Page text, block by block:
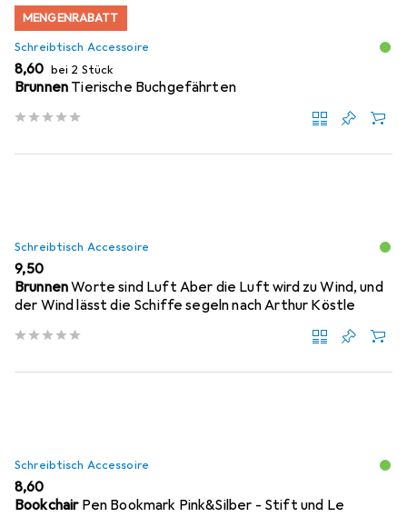
MENGENRABATT
Schreibtisch Accessoire
EUR
8,60 bei 2 Stück
Brunnen Tierische Buchgefährten
Schreibtisch Accessoire
EUR
9,50
BrunnenWorte sind Luft Aber die Luft wird zu Wind, und
der Wind lässt die Schiffe segeln nach Arthur Köstle
Schreibtisch Accessoire
EUR
8,60
Bookchair Pen Bookmark Pink&Silber - Stift und Le